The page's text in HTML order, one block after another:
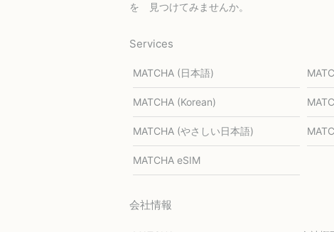
を 見つけてみませんか。
Services
MATCHA (日本語)
MATCHA (Korean)
MATCHA (やさしい日本語)
MATCHA eSIM
会社情報